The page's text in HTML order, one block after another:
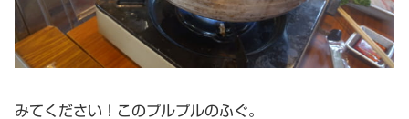
みてください！このプルプルのふぐ。